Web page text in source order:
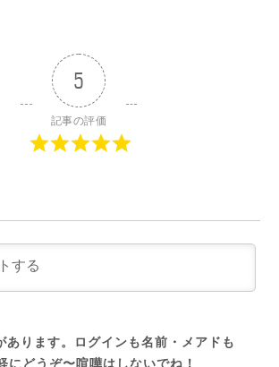
5
記事の評価
あります。ログインも名前・メアドも
にどうぞ〜喧嘩はしないでね！